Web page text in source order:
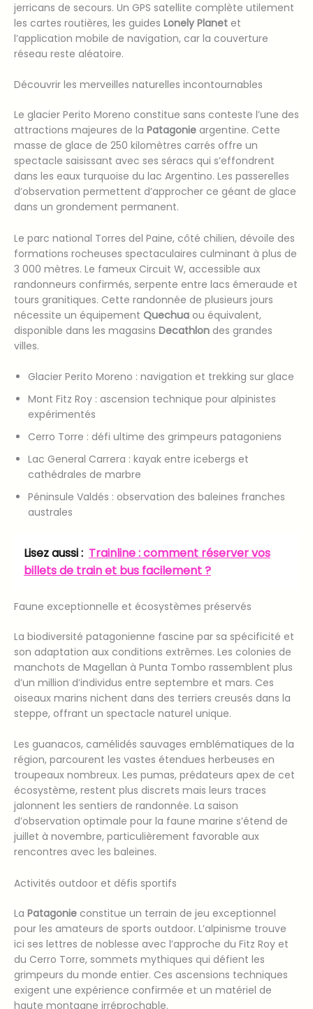
jerricans de secours. Un GPS satellite complète utilement
les cartes routières, les guides Lonely Planet et
l’application mobile de navigation, car la couverture
réseau reste aléatoire.
Découvrir les merveilles naturelles incontournables
Le glacier Perito Moreno constitue sans conteste l’une des
attractions majeures de la Patagonie argentine. Cette
masse de glace de 250 kilomètres carrés offre un
spectacle saisissant avec ses séracs qui s’effondrent
dans les eaux turquoise du lac Argentino. Les passerelles
d’observation permettent d’approcher ce géant de glace
dans un grondement permanent.
Le parc national Torres del Paine, côté chilien, dévoile des
formations rocheuses spectaculaires culminant à plus de
3 000 mètres. Le fameux Circuit W, accessible aux
randonneurs confirmés, serpente entre lacs émeraude et
tours granitiques. Cette randonnée de plusieurs jours
nécessite un équipement Quechua ou équivalent,
disponible dans les magasins Decathlon des grandes
villes.
Glacier Perito Moreno : navigation et trekking sur glace
Mont Fitz Roy : ascension technique pour alpinistes
expérimentés
Cerro Torre : défi ultime des grimpeurs patagoniens
Lac General Carrera : kayak entre icebergs et
cathédrales de marbre
Péninsule Valdés : observation des baleines franches
australes
Lisez aussi : Trainline : comment réserver vos
billets de train et bus facilement ?
Faune exceptionnelle et écosystèmes préservés
La biodiversité patagonienne fascine par sa spécificité et
son adaptation aux conditions extrêmes. Les colonies de
manchots de Magellan à Punta Tombo rassemblent plus
d’un million d’individus entre septembre et mars. Ces
oiseaux marins nichent dans des terriers creusés dans la
steppe, offrant un spectacle naturel unique.
Les guanacos, camélidés sauvages emblématiques de la
région, parcourent les vastes étendues herbeuses en
troupeaux nombreux. Les pumas, prédateurs apex de cet
écosystème, restent plus discrets mais leurs traces
jalonnent les sentiers de randonnée. La saison
d’observation optimale pour la faune marine s’étend de
juillet à novembre, particulièrement favorable aux
rencontres avec les baleines.
Activités outdoor et défis sportifs
La Patagonie constitue un terrain de jeu exceptionnel
pour les amateurs de sports outdoor. L’alpinisme trouve
ici ses lettres de noblesse avec l’approche du Fitz Roy et
du Cerro Torre, sommets mythiques qui défient les
grimpeurs du monde entier. Ces ascensions techniques
exigent une expérience confirmée et un matériel de
haute montagne irréprochable.